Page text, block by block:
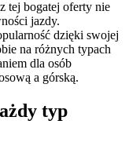
tej bogatej oferty nie
jazdy.
dzięki swojej
na różnych typach
dla osób
a górską.
typ